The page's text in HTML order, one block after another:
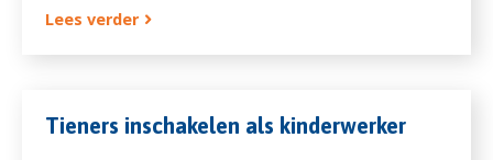
Lees verder
Tieners inschakelen als kinderwerker